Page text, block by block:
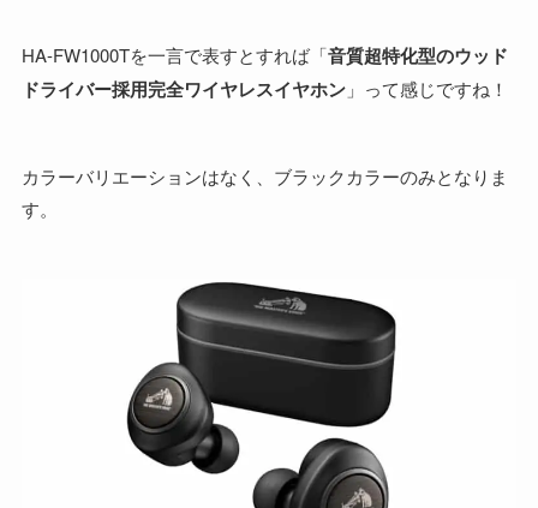
HA-FW1000Tを一言で表すとすれば「音質超特化型のウッド
ドライバー採用完全ワイヤレスイヤホン」って感じですね！
カラーバリエーションはなく、ブラックカラーのみとなりま
す。